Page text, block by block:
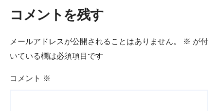
コメントを残す
メールアドレスが公開されることはありません。 ※ が付
いている欄は必須項目です
コメント ※